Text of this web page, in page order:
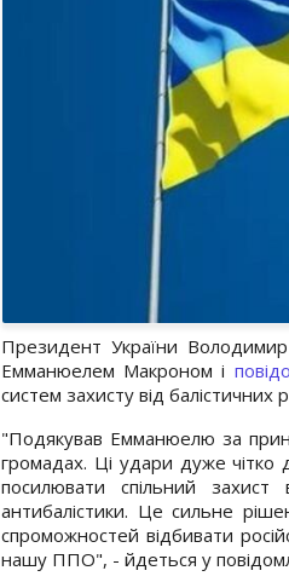
Президент України
Емманюелем Макроном і
систем захисту від балістичних
"Подякував Емманюелю за
громадах. Ці удари дуже чітко
посилювати спільний
антибалістики. Це сильне
спроможностей відбивати
нашу ППО", - йдеться у